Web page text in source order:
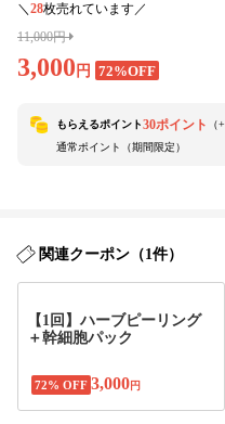
＼ 28枚売れています／
11,000円
3,000 円 72%OFF
もらえるポイント30ポイント （+
通常ポイント（期間限定）
関連クーポン（1件）
【1回】ハーブピーリング
＋幹細胞パック
72% OFF 3,000円